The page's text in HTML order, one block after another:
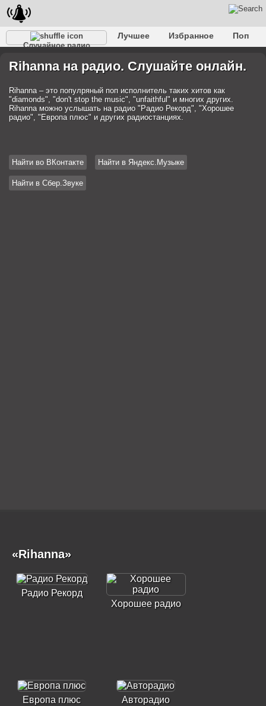
Случайное радио
Лучшее Избранное
Поп
Разговорное
Рэп Транс Дип-хаус
Фолк
Rihanna на радио. Слушайте онлайн.
Rihanna – это популряный поп исполнитель таких хитов как
"diamonds", "don't stop the music", "unfaithful" и многих других.
Rihanna можно услышать на радио "Радио Рекорд", "Хорошее
радио", "Европа плюс" и других радиостанциях.
Найти во ВКонтакте Найти в Яндекс.Музыке
Найти в Сбер.Звуке
«Rihanna»
Радио Рекорд
Хорошее радио
Европа плюс Авторадио